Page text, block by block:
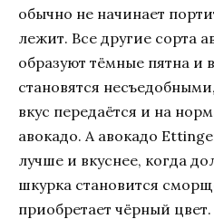
обычно не начинает
лежит. Все другие сорта
образуют тёмные пятна и
становятся
вкус передаётся и на
авокадо. А авокадо
лучше и вкуснее, когда
шкурка становится
приобретает чёрный